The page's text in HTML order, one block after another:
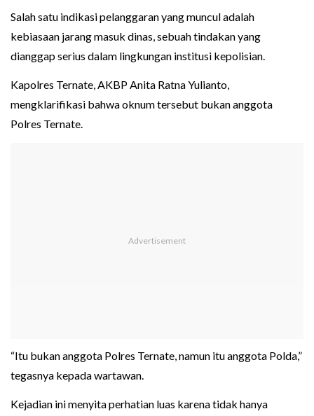
Salah satu indikasi pelanggaran yang muncul adalah
kebiasaan jarang masuk dinas, sebuah tindakan yang
dianggap serius dalam lingkungan institusi kepolisian.
Kapolres Ternate, AKBP Anita Ratna Yulianto,
mengklarifikasi bahwa oknum tersebut bukan anggota
Polres Ternate.
“Itu bukan anggota Polres Ternate, namun itu anggota Polda,”
tegasnya kepada wartawan.
Kejadian ini menyita perhatian luas karena tidak hanya